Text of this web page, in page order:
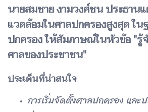
นายสมชาย งามวงศ์ชน ประธาน
แวดล้อมในศาลปกครองสูงสุด ใน
ปกครอง ให้สัมภาษณ์ในหัวข้อ "รู้
ศาลของประชาชน"
ประเด็นที่น่าสนใจ
การเริ่มจัดตั้งศาลปกครอง และ